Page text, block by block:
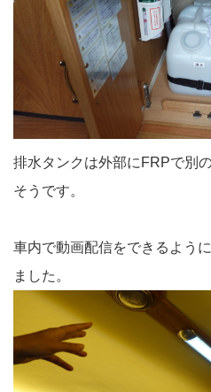
排水タンクは外部にFRPで別
そうです。
車内で動画配信をできるよう
ました。